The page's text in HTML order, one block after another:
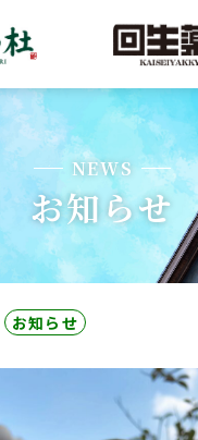
NEWS
お知らせ
お知らせ